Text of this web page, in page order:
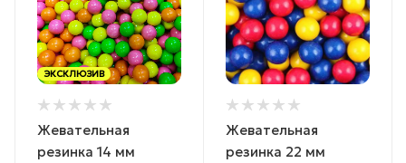
ЭКСКЛЮЗИВ
Жевательная
резинка 14 мм
Жевательная
резинка 22 мм